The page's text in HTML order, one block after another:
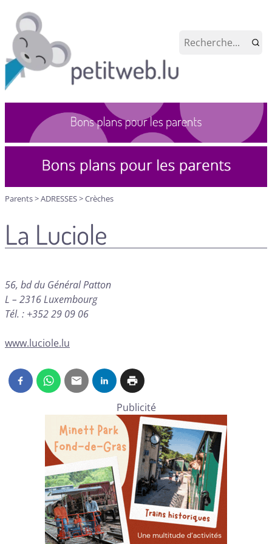
Parents>ADRESSES>Crèches
La Luciole
56, bd du Général Patton
L – 2316 Luxembourg
Tél. : +352 29 09 06
www.luciole.lu
Publicité